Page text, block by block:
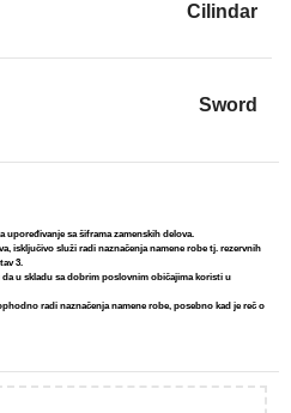
Cilindar
Sword
upoređivanje sa šiframa zamenskih delova.
isključivo služi radi naznačenja namene robe tj. rezervnih
3.
u skladu sa dobrim poslovnim običajima koristi u
radi naznačenja namene robe, posebno kad je reč o